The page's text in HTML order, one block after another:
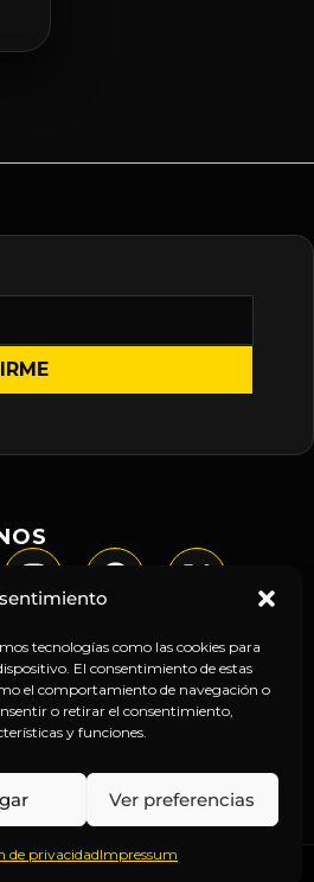
tecnologías como las cookies para
El consentimiento de estas
el comportamiento de navegación o
o retirar el consentimiento,
y funciones.
Ver preferencias
de privacidadImpressum